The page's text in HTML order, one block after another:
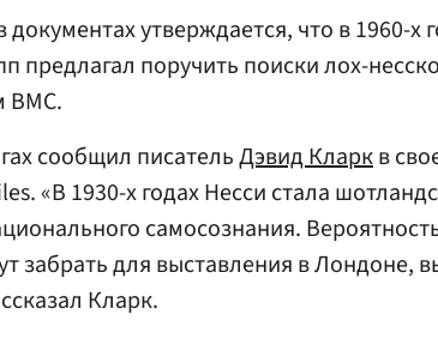
документах утверждается, что в 1960-х
предлагал поручить поиски лох-
ВМС.
сообщил писательДэвид Кларкв
«В 1930-х годах Несси стала
самосознания.
забрать для выставления в Лондоне,
Кларк.